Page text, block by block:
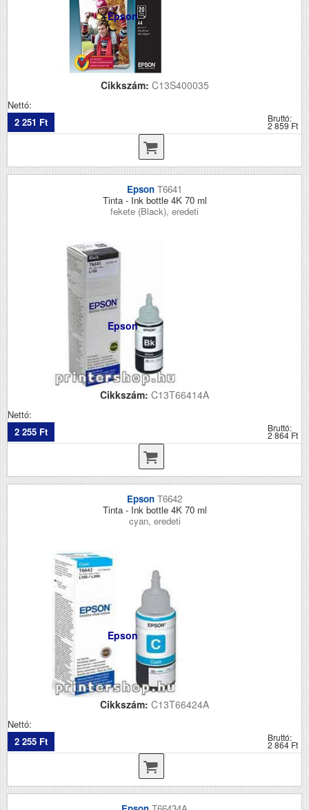
Epson
Cikkszám: C13S400035
Nettó:
2 251 Ft
Bruttó:
2 859 Ft
Epson T6641
Tinta - Ink bottle 4K 70 ml
fekete (Black), eredeti
Epson
Cikkszám: C13T66414A
Nettó:
2 255 Ft
Bruttó:
2 864 Ft
Epson T6642
Tinta - Ink bottle 4K 70 ml
cyan, eredeti
Epson
Cikkszám: C13T66424A
Nettó:
2 255 Ft
Bruttó:
2 864 Ft